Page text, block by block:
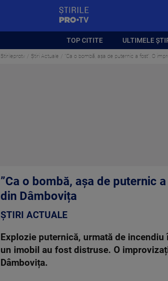
TOP CITITE ULTIMELE
Stirileprotv Știri Actuale ”Ca o bombă, așa de puternic a fost”. O
”Ca o bombă, așa de puternic
din Dâmbovița
ȘTIRI ACTUALE
Explozie puternică, urmată de
un imobil au fost distruse. O
Dâmbovița.